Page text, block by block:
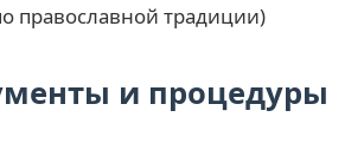
православной традиции)
и процедуры